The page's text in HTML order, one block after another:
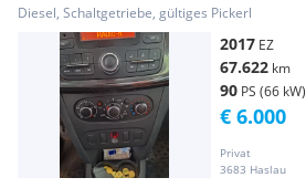
Diesel, Schaltgetriebe, gültiges Pickerl
2017 EZ
67.622 km
90 PS (66 kW)
Privat
3683 Haslau
€ 6.000